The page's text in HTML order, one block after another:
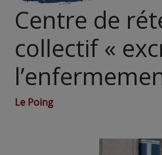
Centre de
collectif «
Le Poing